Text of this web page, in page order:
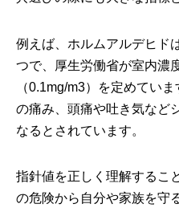
例えば、ホルムアルデヒド
つで、厚生労働省が室内濃
（0.1mg/m3）を定めてい
の痛み、頭痛や吐き気など
なるとされています。
指針値を正しく理解するこ
の危険から自分や家族を守